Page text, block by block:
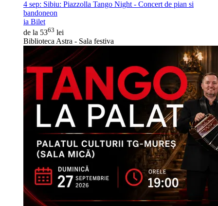
4 sep: Sibiu: Piazzolla Tango Night - Concert de pian si
bandoneon
ia Bilet
de la 5363 lei
Biblioteca Astra - Sala festiva